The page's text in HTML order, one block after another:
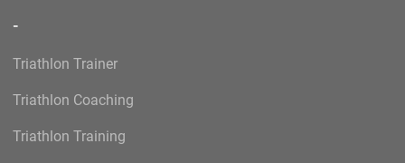
-
Triathlon Trainer
Triathlon Coaching
Triathlon Training